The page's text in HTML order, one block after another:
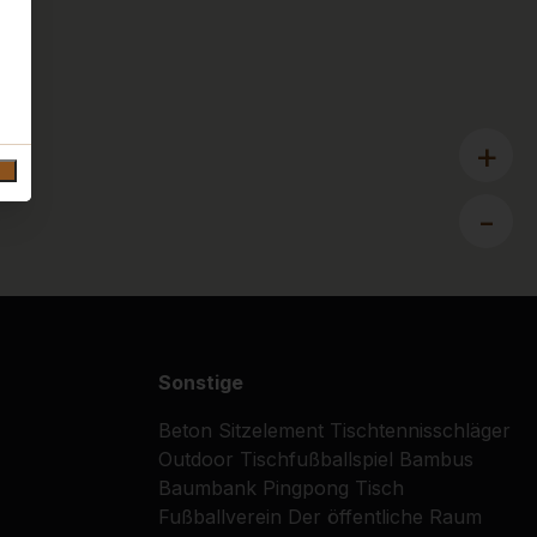
+
-
Sonstige
Beton Sitzelement Tischtennisschläger
Outdoor Tischfußballspiel Bambus
Baumbank Pingpong Tisch
Fußballverein Der öffentliche Raum